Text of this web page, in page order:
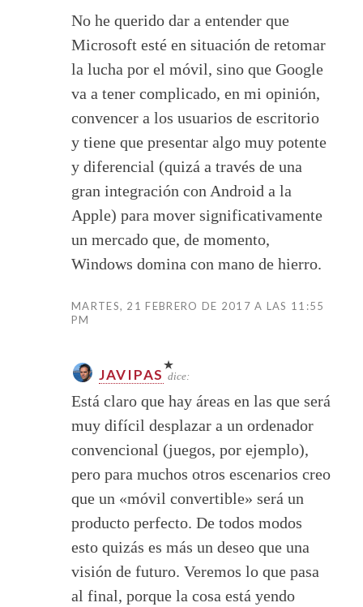
No he querido dar a entender que
Microsoft esté en situación de retomar
la lucha por el móvil, sino que Google
va a tener complicado, en mi opinión,
convencer a los usuarios de escritorio
y tiene que presentar algo muy potente
y diferencial (quizá a través de una
gran integración con Android a la
Apple) para mover significativamente
un mercado que, de momento,
Windows domina con mano de hierro.
MARTES, 21 FEBRERO DE 2017 A LAS 11:55
PM
JAVIPAS dice:
Está claro que hay áreas en las que será
muy difícil desplazar a un ordenador
convencional (juegos, por ejemplo),
pero para muchos otros escenarios creo
que un «móvil convertible» será un
producto perfecto. De todos modos
esto quizás es más un deseo que una
visión de futuro. Veremos lo que pasa
al final, porque la cosa está yendo